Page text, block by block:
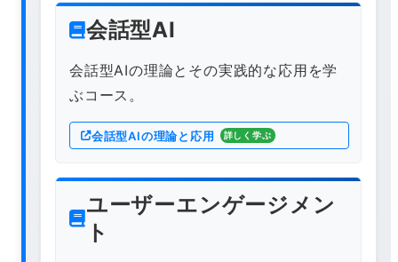
会話型AI
会話型AIの理論とその実践的な応用を学
ぶコース。
会話型AIの理論と応用 詳しく学ぶ
ユーザーエンゲージメン
ト